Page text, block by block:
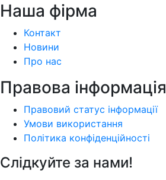
Наша фiрма
Контакт
Новини
Про нас
Правова інформація
Правовий статус інформації
Умови використання
Політика конфіденційності
Слідкуйте за нами!